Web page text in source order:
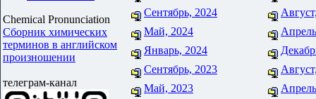
Chemical Pronunciation
Сборник химических
терминов в английском
произношении
телеграм-канал
Сентябрь, 2024
Май, 2024
Январь, 2024
Сентябрь, 2023
Май, 2023